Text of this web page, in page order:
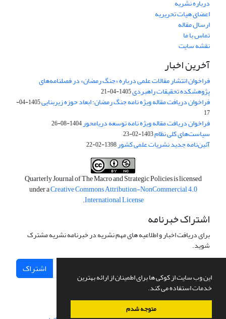
این وب سایت از کوکی ها برای اطمینان از ارائه بهترین
خدمات استفاده می کند.
متوجه شدم
درباره نشریه
اعضای هیات تحریریه
ارسال مقاله
تماس با ما
نقشه سایت
آخرین اخبار
فراخوان انتشار مقالات علمی درباره «جنگ رمضان» در فصلنامه‌های
پژوهشکده تحقیقات راهبردی1405-04-21
فراخوان دریافت مقاله ویژه نامه جنگ رمضان؛ ابعاد حوزه زیربنایی
1405-04-
17
فراخوان دریافت مقاله ویژه نامه توسعه دریامحور1404-08-26
سیاست‌های کلی نظام1403-02-23
آئین‌نامه جدید نشریات علمی کشور1398-02-22
Quarterly Journal of The Macro and Strategic Policies is licensed
under aCreative Commons Attribution-NonCommercial 4.0
International License
.
اشتراک خبرنامه
برای دریافت اخبار و اطلاعیه های مهم نشریه در خبرنامه نشریه مشترک
شوید.
اشتراک